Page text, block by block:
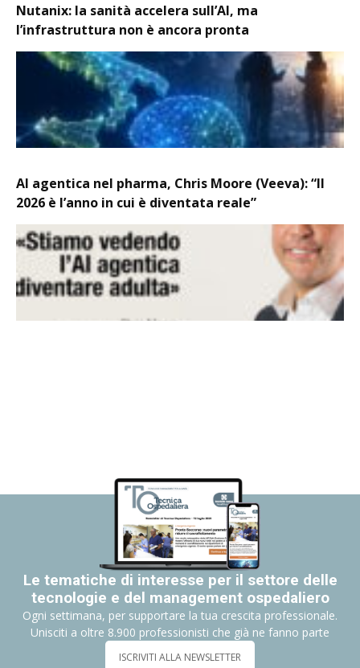
Nutanix: la sanità accelera sull’AI, ma
l’infrastruttura non è ancora pronta
AI agentica nel pharma, Chris Moore (Veeva): “Il
2026 è l’anno in cui è diventata reale”
Le tematiche di interesse per il settore delle
tecnologie e del management ospedaliero
Ogni settimana, per supportare la tua crescita professionale.
Unisciti a oltre 8.900 professionisti che già ne fanno parte
ISCRIVITI ALLA NEWSLETTER